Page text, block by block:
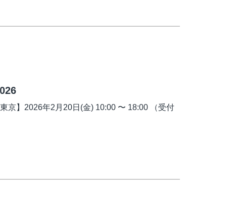
京】2026年2月20日(金) 10:00 〜 18:00 （受付